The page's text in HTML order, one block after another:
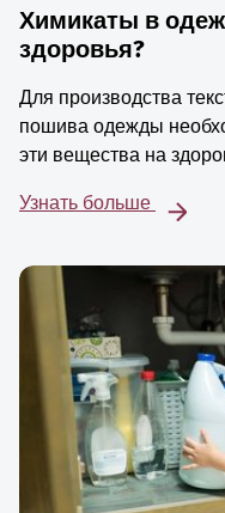
Химикаты в
здоровья?
Для производства
пошива одежды
эти вещества на
Узнать больше